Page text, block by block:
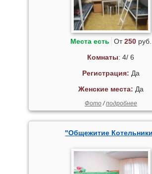
Места есть От250руб.
Комнаты: 4/ 6
Регистрация: Да
Женские места: Да
Фото/подробнее
"Общежитие